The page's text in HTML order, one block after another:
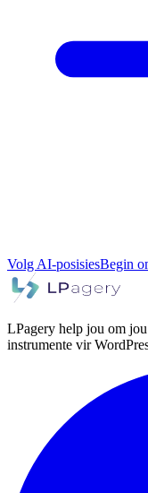
Volg AI-posisiesBegin
LPagery help jou om
instrumente vir